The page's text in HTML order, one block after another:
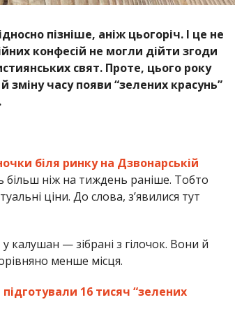
пізніше, аніж цьогоріч. І це не
конфесій не могли дійти згоди
свят. Проте, цього року
зміну часу появи “зелених красунь”
біля ринку на Дзвонарській
більш ніж на тиждень раніше. Тобто
ціни. До слова, з’явилися тут
калушан — зібрані з гілочок. Вони й
менше місця.
16 тисяч “зелених